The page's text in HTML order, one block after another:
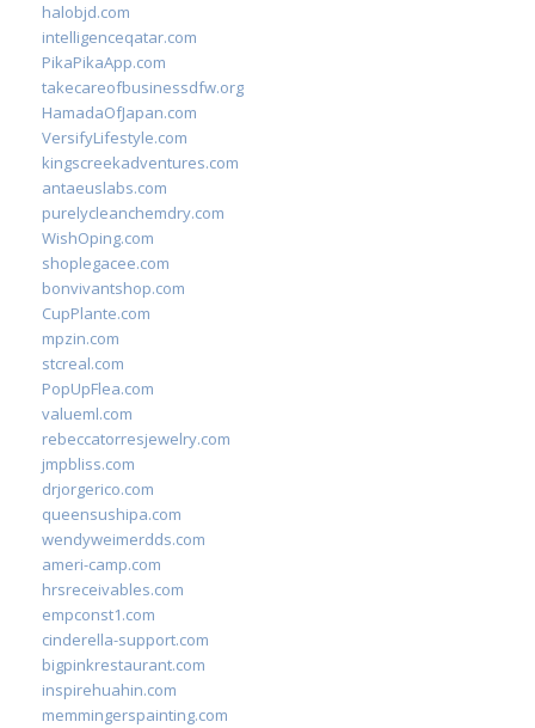
halobjd.com
intelligenceqatar.com
PikaPikaApp.com
takecareofbusinessdfw.org
HamadaOfJapan.com
VersifyLifestyle.com
kingscreekadventures.com
antaeuslabs.com
purelycleanchemdry.com
WishOping.com
shoplegacee.com
bonvivantshop.com
CupPlante.com
mpzin.com
stcreal.com
PopUpFlea.com
valueml.com
rebeccatorresjewelry.com
jmpbliss.com
drjorgerico.com
queensushipa.com
wendyweimerdds.com
ameri-camp.com
hrsreceivables.com
empconst1.com
cinderella-support.com
bigpinkrestaurant.com
inspirehuahin.com
memmingerspainting.com